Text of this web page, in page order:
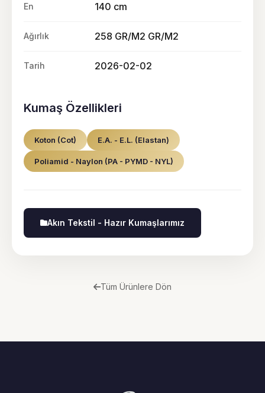
En 140 cm
Ağırlık 258 GR/M2 GR/M2
Tarih 2026-02-02
Kumaş Özellikleri
Koton (Cot) E.A. - E.L. (Elastan)
Poliamid - Naylon (PA - PYMD - NYL)
Akın Tekstil - Hazır Kumaşlarımız
Tüm Ürünlere Dön